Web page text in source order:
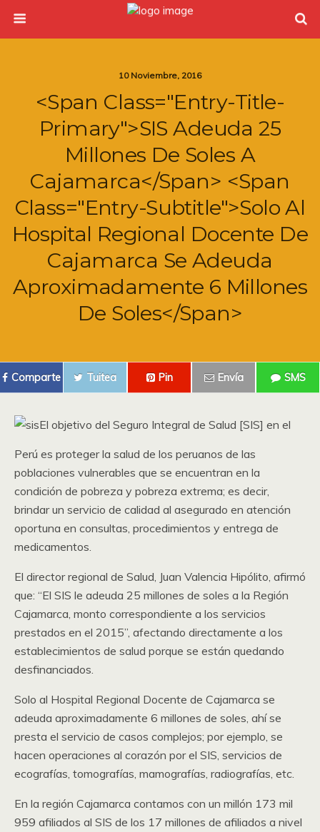
10 Noviembre, 2016
<span Class="entry-Title-
Primary">SIS Adeuda 25
Millones De Soles A
Cajamarca</span> <span
Class="entry-Subtitle">Solo Al
Hospital Regional Docente De
Cajamarca Se Adeuda
Aproximadamente 6 Millones
De Soles</span>
Comparte Tuitea Pin Envía SMS
El objetivo del Seguro Integral de Salud [SIS] en el
Perú es proteger la salud de los peruanos de las
poblaciones vulnerables que se encuentran en la
condición de pobreza y pobreza extrema; es decir,
brindar un servicio de calidad al asegurado en atención
oportuna en consultas, procedimientos y entrega de
medicamentos.
El director regional de Salud, Juan Valencia Hipólito, afirmó
que: “El SIS le adeuda 25 millones de soles a la Región
Cajamarca, monto correspondiente a los servicios
prestados en el 2015”, afectando directamente a los
establecimientos de salud porque se están quedando
desfinanciados.
Solo al Hospital Regional Docente de Cajamarca se
adeuda aproximadamente 6 millones de soles, ahí se
presta el servicio de casos complejos; por ejemplo, se
hacen operaciones al corazón por el SIS, servicios de
ecografías, tomografías, mamografías, radiografías, etc.
En la región Cajamarca contamos con un millón 173 mil
959 afiliados al SIS de los 17 millones de afiliados a nivel